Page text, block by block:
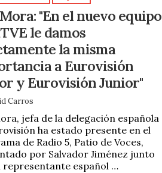
"En el nuevo equipo
le damos
la misma
a Eurovisión
y Eurovisión Junior"
Carros
jefa de la delegación española
ha estado presente en el
de Radio 5, Patio de Voces,
por Salvador Jiménez junto
representante español …